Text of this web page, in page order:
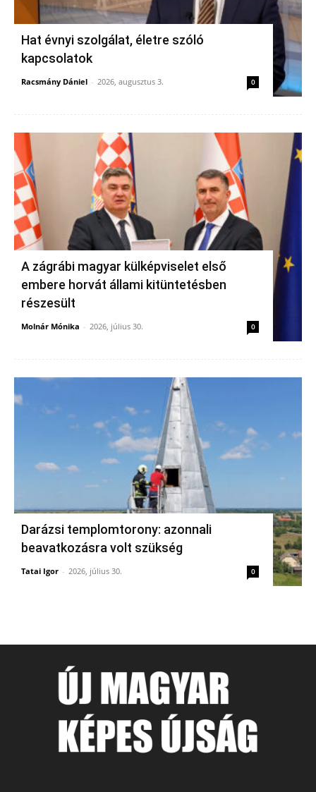
Hat évnyi szolgálat, életre szóló
kapcsolatok
Racsmány Dániel - 2026, augusztus 3. 0
A zágrábi magyar külképviselet első
embere horvát állami kitüntetésben
részesült
Molnár Mónika - 2026, július 30. 0
Darázsi templomtorony: azonnali
beavatkozásra volt szükség
Tatai Igor - 2026, július 30. 0